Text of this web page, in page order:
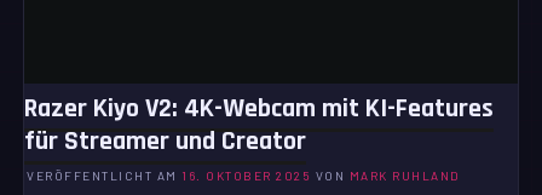
Razer Kiyo V2: 4K-Webcam mit KI-Features
für Streamer und Creator
VERÖFFENTLICHT AM 16. OKTOBER 2025 VON MARK RUHLAND